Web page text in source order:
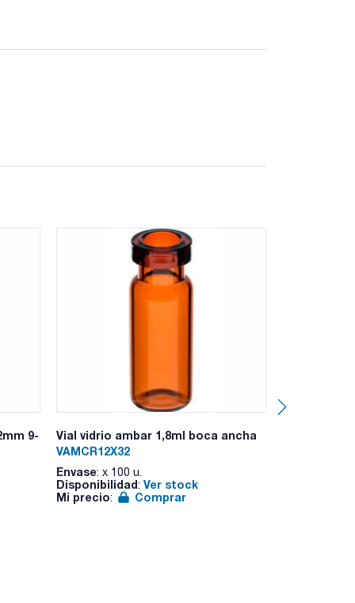
P370+P378a - P403+P235 - P501a
9-
Vial vidrio ambar 1,8ml boca ancha
VAMCR12X32
Envase: x 100 u.
Disponibilidad: Ver stock
Mi precio: Comprar